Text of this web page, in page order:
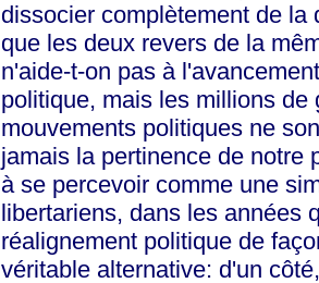
dissocier complètement de la
que les deux revers de la
n'aide-t-on pas à
politique, mais les millions
mouvements politiques ne
jamais la pertinence de notre
à se percevoir comme une
libertariens, dans les années
réalignement politique de
véritable alternative: d'un